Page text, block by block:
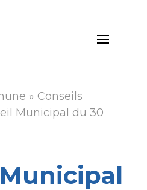
Conseils
Municipal du 30